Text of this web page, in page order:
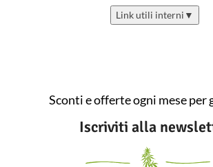
Link utili interni ▼
Sconti e offerte ogni mese
Iscriviti alla